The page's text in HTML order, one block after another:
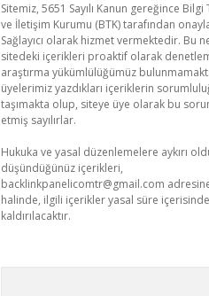
Sitemiz, 5651 Sayılı Kanun gereğince
ve İletişim Kurumu (BTK) tarafından
Sağlayıcı olarak hizmet vermektedir. Bu
sitedeki içerikleri proaktif olarak
araştırma yükümlülüğümüz
üyelerimiz yazdıkları içeriklerin
taşımakta olup, siteye üye olarak bu
etmiş sayılırlar.
Hukuka ve yasal düzenlemelere aykırı
düşündüğünüz içerikleri,
backlinkpanelicomtr@gmail.com
halinde, ilgili içerikler yasal süre
kaldırılacaktır.